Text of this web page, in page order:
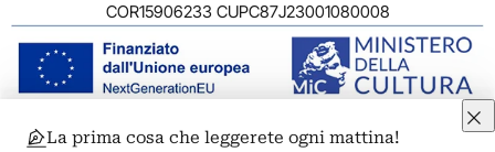
COR15906233 CUPC87J23001080008
© 2011-2026 ARTRIBUNE srl – Corso Vittorio Emanuele II, 287 –
La prima cosa che leggerete ogni mattina!